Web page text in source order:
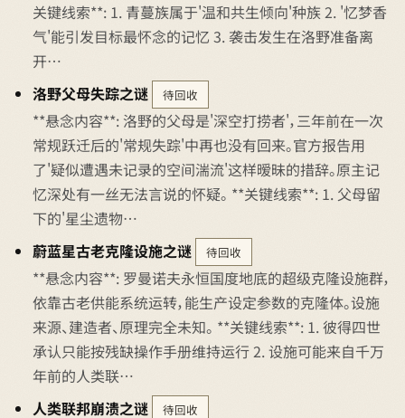
关键线索**: 1. 青蔓族属于'温和共生倾向'种族 2. '忆梦香
气'能引发目标最怀念的记忆 3. 袭击发生在洛野准备离
开…
洛野父母失踪之谜
待回收
**悬念内容**: 洛野的父母是'深空打捞者'，三年前在一次
常规跃迁后的'常规失踪'中再也没有回来。官方报告用
了'疑似遭遇未记录的空间湍流'这样暧昧的措辞。原主记
忆深处有一丝无法言说的怀疑。 **关键线索**: 1. 父母留
下的'星尘遗物…
蔚蓝星古老克隆设施之谜
待回收
**悬念内容**: 罗曼诺夫永恒国度地底的超级克隆设施群，
依靠古老供能系统运转，能生产设定参数的克隆体。设施
来源、建造者、原理完全未知。 **关键线索**: 1. 彼得四世
承认只能按残缺操作手册维持运行 2. 设施可能来自千万
年前的人类联…
人类联邦崩溃之谜
待回收